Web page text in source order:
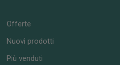
Offerte
Nuovi prodotti
Più venduti